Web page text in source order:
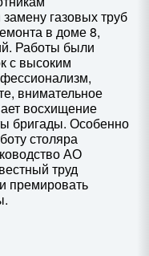
газовых труб
в доме 8,
Работы были
с высоким
внимательное
восхищение
бригады. Особенно
столяра
АО
труд
премировать